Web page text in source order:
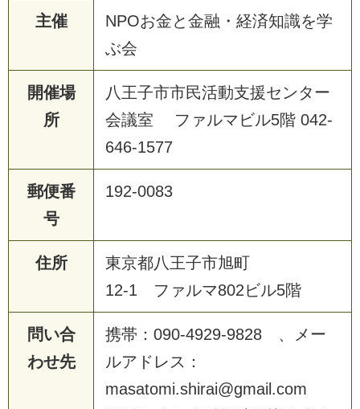
主催
NPOお金と金融・経済知識を学
ぶ会
開催場
所
八王子市市民活動支援センター
会議室 ファルマビル5階 042-
646-1577
郵便番
号
192-0083
住所
東京都八王子市旭町
12-1 ファルマ802ビル5階
問い合
わせ先
携帯：090-4929-9828 、メー
ルアドレス：
masatomi.shirai@gmail.com